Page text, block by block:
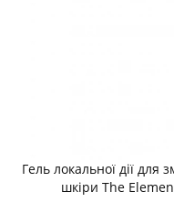
Гель локальної дії
шкіри The